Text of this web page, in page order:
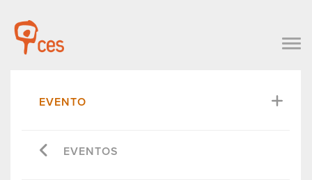
EVENTO
EVENTOS